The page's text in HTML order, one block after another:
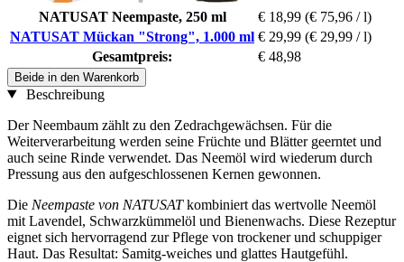
NATUSAT Neempaste, 250 ml € 18,99 (€ 75,96 / l)
NATUSAT Mückan "Strong", 1.000 ml € 29,99 (€ 29,99 / l)
Gesamtpreis:
€ 48,98
Beide in den Warenkorb
Beschreibung
Der Neembaum zählt zu den Zedrachgewächsen. Für die
Weiterverarbeitung werden seine Früchte und Blätter geerntet und
auch seine Rinde verwendet. Das Neemöl wird wiederum durch
Pressung aus den aufgeschlossenen Kernen gewonnen.
Die Neempaste von NATUSATkombiniert das wertvolle Neemöl
mit Lavendel, Schwarzkümmelöl und Bienenwachs. Diese Rezeptur
eignet sich hervorragend zur Pflege von trockener und schuppiger
Haut. Das Resultat: Samitg-weiches und glattes Hautgefühl.